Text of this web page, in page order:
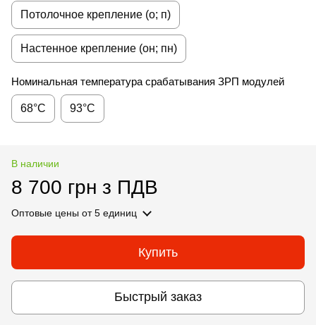
Потолочное крепление (о; п)
Настенное крепление (он; пн)
Номинальная температура срабатывания ЗРП модулей
68°C 93°C
В наличии
8 700 грн з ПДВ
Оптовые цены от 5 единиц
Купить
Быстрый заказ